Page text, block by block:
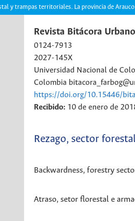
y trampas territoriales. La provincia de Arauco